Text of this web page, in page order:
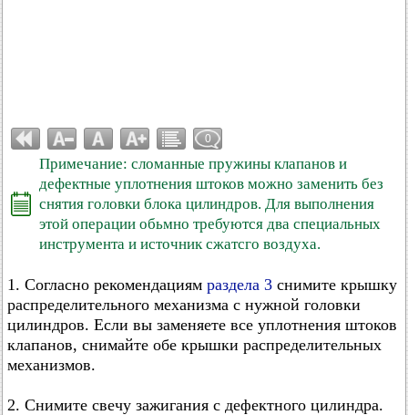
0
Примечание: сломанные пружины клапанов и
дефектные уплотнения штоков можно заменить без
снятия головки блока цилиндров. Для выполнения
этой операции обьмно требуются два специальных
инструмента и источник сжатсго воздуха.
1. Согласно рекомендациям раздела 3 снимите крышку
распределительного механизма с нужной головки
цилиндров. Если вы заменяете все уплотнения штоков
клапанов, снимайте обе крышки распределительных
механизмов.
2. Снимите свечу зажигания с дефектного цилиндра.